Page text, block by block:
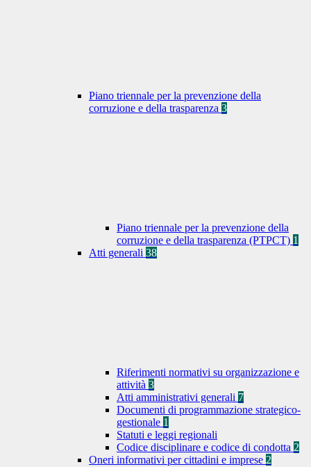
Piano triennale per la prevenzione della
corruzione e della trasparenza 3
Piano triennale per la prevenzione della
corruzione e della trasparenza (PTPCT) 1
Atti generali 38
Riferimenti normativi su organizzazione e
attività 3
Atti amministrativi generali 7
Documenti di programmazione strategico-
gestionale 1
Statuti e leggi regionali
Codice disciplinare e codice di condotta 2
Oneri informativi per cittadini e imprese 2